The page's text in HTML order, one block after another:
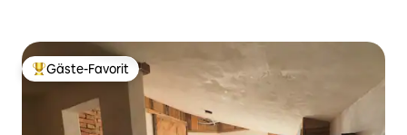
Beliebter Gäste-Favorit.
Gäste-Favorit